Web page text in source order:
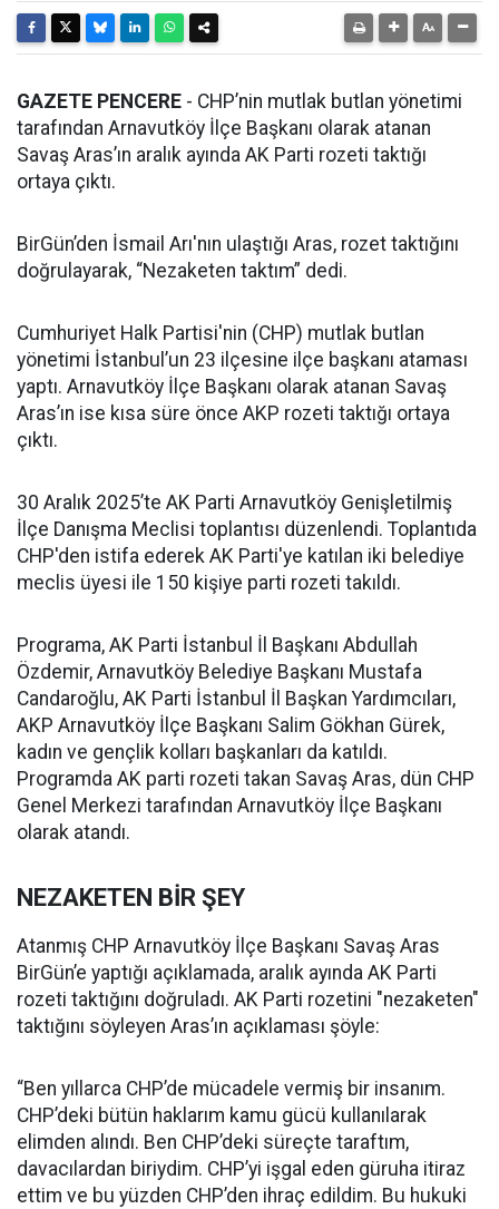
GAZETE PENCERE - CHP’nin mutlak butlan yönetimi
tarafından Arnavutköy İlçe Başkanı olarak atanan
Savaş Aras’ın aralık ayında AK Parti rozeti taktığı
ortaya çıktı.
BirGün’den İsmail Arı'nın ulaştığı Aras, rozet taktığını
doğrulayarak, “Nezaketen taktım” dedi.
Cumhuriyet Halk Partisi'nin (CHP) mutlak butlan
yönetimi İstanbul’un 23 ilçesine ilçe başkanı ataması
yaptı. Arnavutköy İlçe Başkanı olarak atanan Savaş
Aras’ın ise kısa süre önce AKP rozeti taktığı ortaya
çıktı.
30 Aralık 2025’te AK Parti Arnavutköy Genişletilmiş
İlçe Danışma Meclisi toplantısı düzenlendi. Toplantıda
CHP'den istifa ederek AK Parti'ye katılan iki belediye
meclis üyesi ile 150 kişiye parti rozeti takıldı.
Programa, AK Parti İstanbul İl Başkanı Abdullah
Özdemir, Arnavutköy Belediye Başkanı Mustafa
Candaroğlu, AK Parti İstanbul İl Başkan Yardımcıları,
AKP Arnavutköy İlçe Başkanı Salim Gökhan Gürek,
kadın ve gençlik kolları başkanları da katıldı.
Programda AK parti rozeti takan Savaş Aras, dün CHP
Genel Merkezi tarafından Arnavutköy İlçe Başkanı
olarak atandı.
NEZAKETEN BİR ŞEY
Atanmış CHP Arnavutköy İlçe Başkanı Savaş Aras
BirGün’e yaptığı açıklamada, aralık ayında AK Parti
rozeti taktığını doğruladı. AK Parti rozetini "nezaketen"
taktığını söyleyen Aras’ın açıklaması şöyle:
“Ben yıllarca CHP’de mücadele vermiş bir insanım.
CHP’deki bütün haklarım kamu gücü kullanılarak
elimden alındı. Ben CHP’deki süreçte taraftım,
davacılardan biriydim. CHP’yi işgal eden güruha itiraz
ettim ve bu yüzden CHP’den ihraç edildim. Bu hukuki